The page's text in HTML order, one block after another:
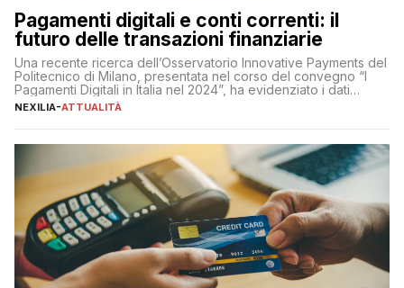
Pagamenti digitali e conti correnti: il
futuro delle transazioni finanziarie
Una recente ricerca dell’Osservatorio Innovative Payments del
Politecnico di Milano, presentata nel corso del convegno “I
Pagamenti Digitali in Italia nel 2024”, ha evidenziato i dati
definitivi del primo semestre 2024 relativamente alle
NEXILIA-ATTUALITÀ